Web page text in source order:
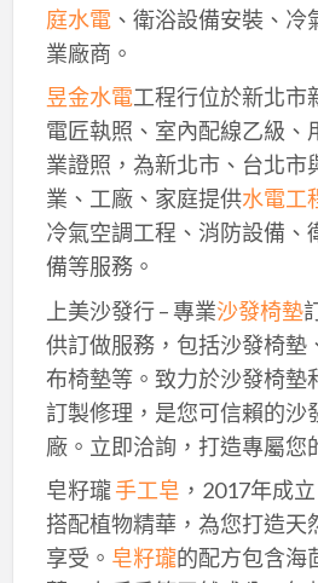
庭水電、衛浴設備安裝、冷
業廠商。
昱金水電工程行位於新北市
電匠執照、室內配線乙級、
業證照，為新北市、台北市
業、工廠、家庭提供水電工
冷氣空調工程、消防設備、
備等服務。
上美沙發行 – 專業沙發椅墊
供訂做服務，包括沙發椅墊
布椅墊等。致力於沙發椅墊
訂製修理，是您可信賴的沙
廠。立即洽詢，打造專屬您
皂籽瓏手工皂 ，2017年成
搭配植物精華，為您打造天
享受。 皂籽瓏的配方包含海